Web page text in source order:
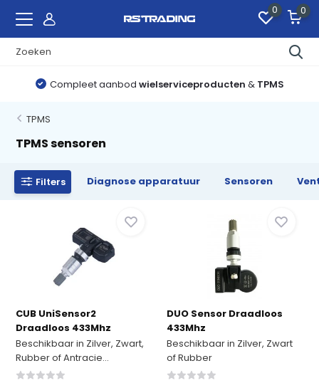
0 0
Compleet aanbod wielserviceproducten & TPMS
TPMS
TPMS sensoren
Filters Diagnose apparatuur Sensoren
CUB UniSensor2
Draadloos 433Mhz
Beschikbaar in Zilver, Zwart,
Rubber of Antracie...
DUO Sensor Draadloos
433Mhz
Beschikbaar in Zilver, Zwart
of Rubber